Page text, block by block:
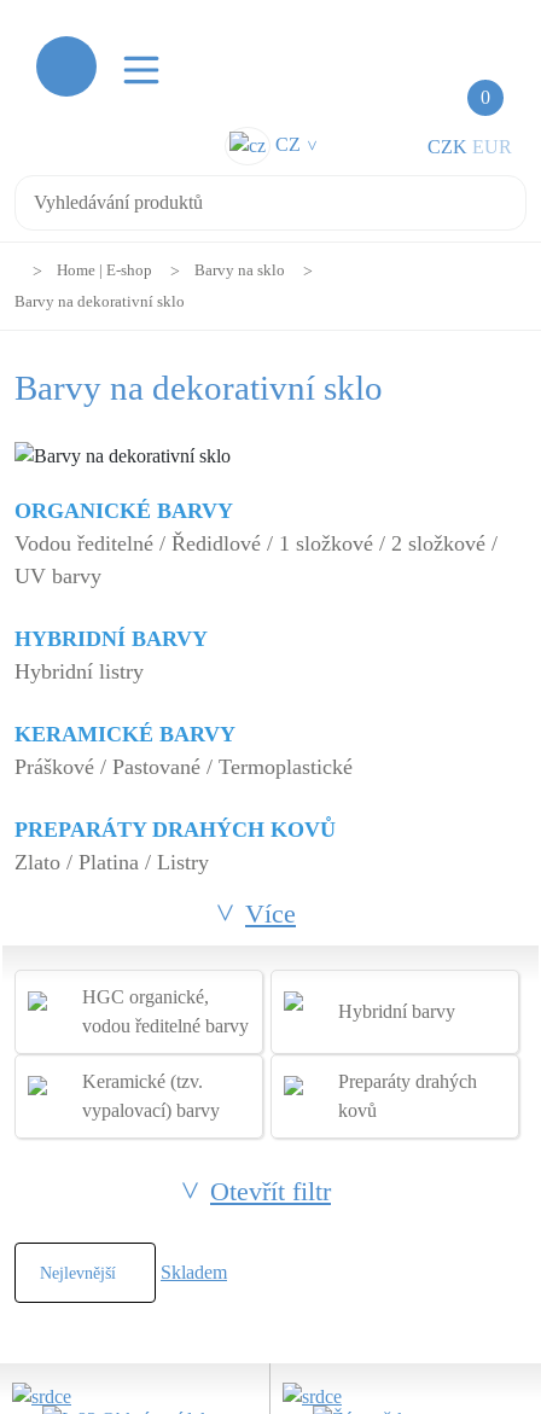
0
CZ > CZK EUR
Home | E-shop
Barvy na sklo
Barvy na dekorativní sklo
Barvy na dekorativní sklo
ORGANICKÉ BARVY
Vodou ředitelné / Ředidlové / 1 složkové / 2 složkové /
UV barvy
HYBRIDNÍ BARVY
Hybridní listry
KERAMICKÉ BARVY
Práškové / Pastované / Termoplastické
PREPARÁTY DRAHÝCH KOVŮ
Zlato / Platina / Listry
Více
HGC organické,
vodou ředitelné barvy
Hybridní barvy
Keramické (tzv.
vypalovací) barvy
Preparáty drahých
kovů
Otevřít filtr
Skladem